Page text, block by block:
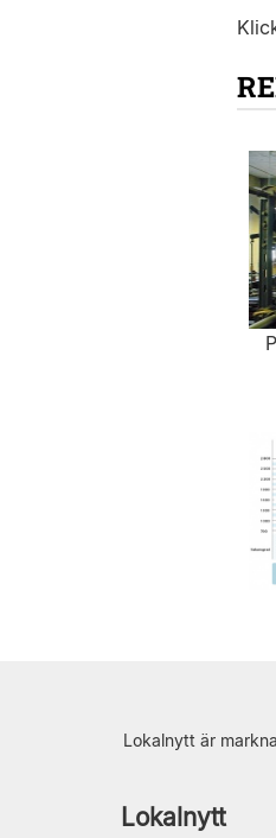
Lokalnytt är
Lokalnytt